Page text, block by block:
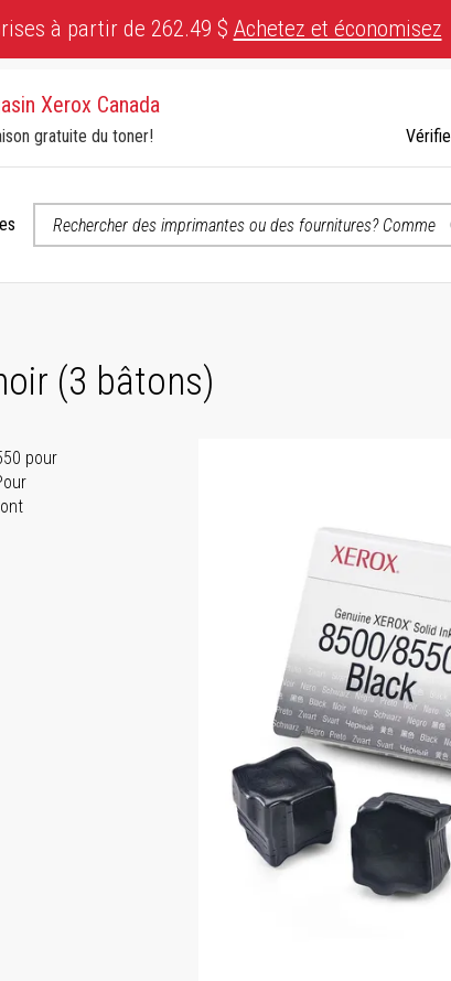
à partir de 262.49 $ Achetez et économisez
Xerox Canada
gratuite du toner!
(3 bâtons)
pour